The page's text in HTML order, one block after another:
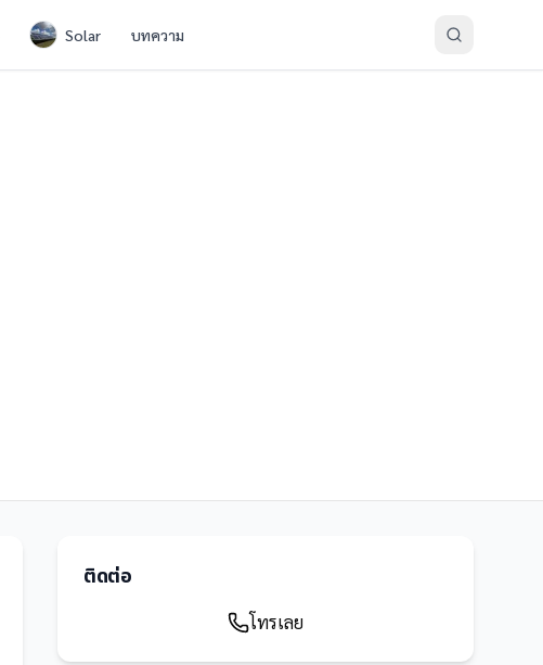
Solar บทความ
ติดต่อ
โทรเลย